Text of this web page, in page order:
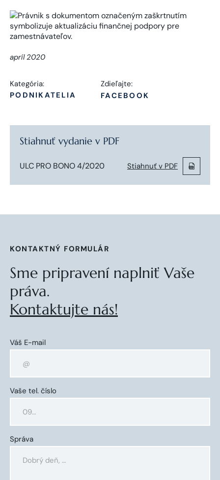
apríl 2020
Kategória:
PODNIKATELIA
Zdieľajte:
FACEBOOK
Stiahnuť vydanie v PDF
ULC PRO BONO 4/2020 Stiahnuť v PDF
KONTAKTNÝ FORMULÁR
Sme pripravení naplniť Vaše
práva.
Kontaktujte nás!
Váš E-mail
Vaše tel. číslo
Správa